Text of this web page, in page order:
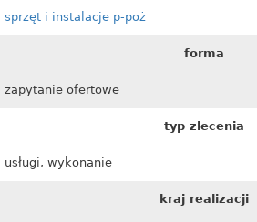
sprzęt i instalacje p-poż
forma
zapytanie ofertowe
typ zlecenia
usługi, wykonanie
kraj realizacji